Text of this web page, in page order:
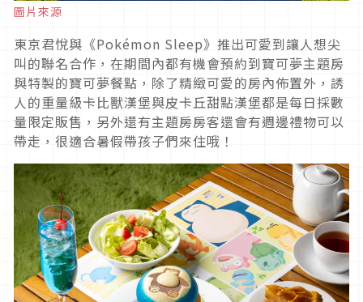
圖片來源
東京君悅與《Pokémon Sleep》推出可愛到讓人想尖
叫的聯名合作，在期間內都有機會預約到寶可夢主題房
與特製的寶可夢餐點，除了精緻可愛的房內佈置外，誘
人的重量級卡比獸漢堡與皮卡丘甜點漢堡都是每日採數
量限定販售，另外還有主題房房客還會有週邊禮物可以
帶走，很適合暑假帶孩子們來住哦！